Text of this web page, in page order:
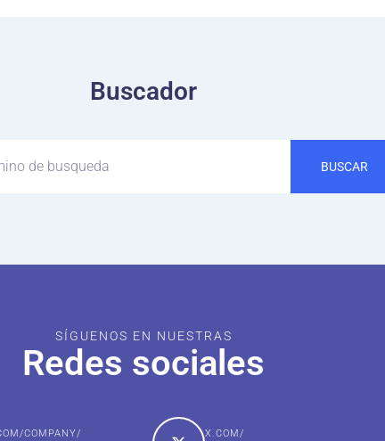
Buscador
BUSCAR
SÍGUENOS EN NUESTRAS
Redes sociales
COMPANY/ X.COM/